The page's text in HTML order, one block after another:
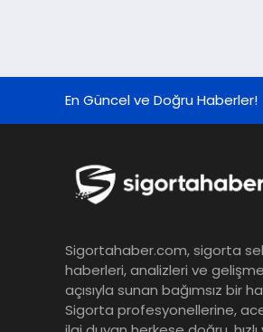
En Güncel ve Doğru Haberler!
Sigortahaber.com, sigorta
haberleri, analizleri ve
açısıyla sunan bağımsız bir
Sigorta profesyonellerine,